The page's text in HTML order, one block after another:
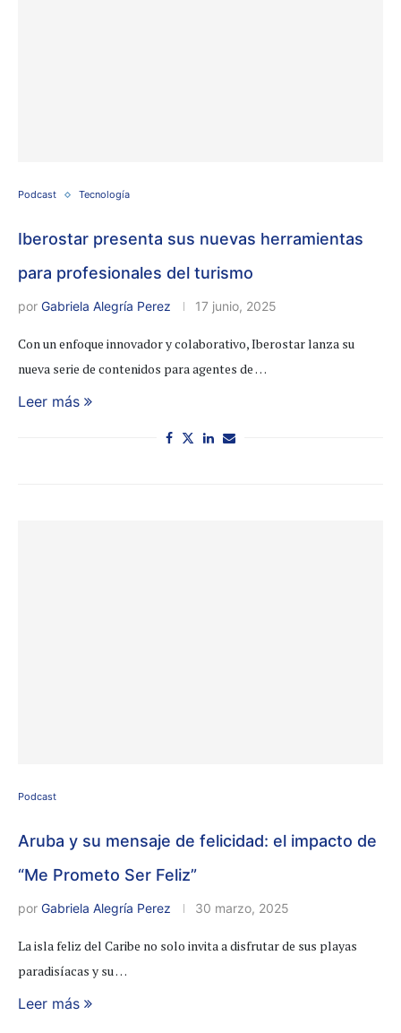
Podcast Tecnología
Iberostar presenta sus nuevas herramientas
para profesionales del turismo
por Gabriela Alegría Perez 17 junio, 2025
Con un enfoque innovador y colaborativo, Iberostar lanza su
nueva serie de contenidos para agentes de …
Leer más
Podcast
Aruba y su mensaje de felicidad: el impacto de
“Me Prometo Ser Feliz”
por Gabriela Alegría Perez 30 marzo, 2025
La isla feliz del Caribe no solo invita a disfrutar de sus playas
paradisíacas y su …
Leer más